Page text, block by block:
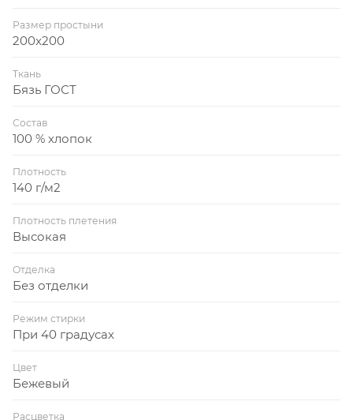
Размер простыни
200x200
Ткань
Бязь ГОСТ
Состав
100 % хлопок
Плотность
140 г/м2
Плотность плетения
Высокая
Отделка
Без отделки
Режим стирки
При 40 градусах
Цвет
Бежевый
Расцветка